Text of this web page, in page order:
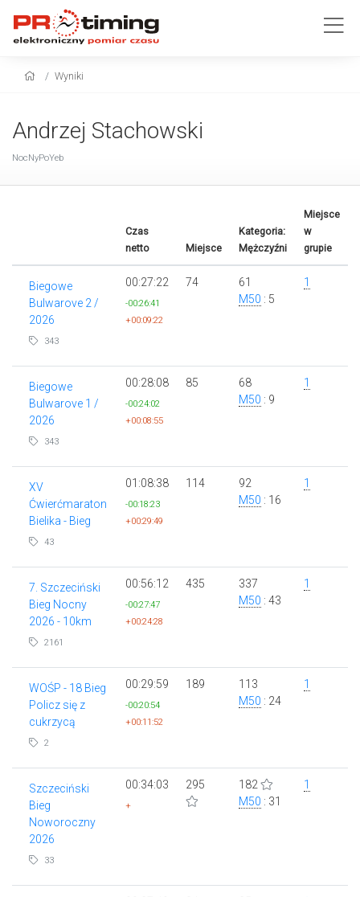
Wyniki
Andrzej Stachowski
NocNyPoYeb
Czas
netto
Miejsce
Kategoria:
Mężczyźni
Miejsce
w
grupie
Biegowe
Bulwarove 2 /
2026
343
00:27:22
-00:26:41
+00:09:22
74
61
M50 : 5
1
Biegowe
Bulwarove 1 /
2026
343
00:28:08
-00:24:02
+00:08:55
85
68
M50 : 9
1
XV
Ćwierćmaraton
Bielika - Bieg
43
01:08:38
-00:18:23
+00:29:49
114
92
M50 : 16
1
7. Szczeciński
Bieg Nocny
2026 - 10km
2161
00:56:12
-00:27:47
+00:24:28
435
337
M50 : 43
1
WOŚP - 18 Bieg
Policz się z
cukrzycą
2
00:29:59
-00:20:54
+00:11:52
189
113
M50 : 24
1
Szczeciński
Bieg
Noworoczny
2026
33
00:34:03
+
295
182
M50 : 31
1